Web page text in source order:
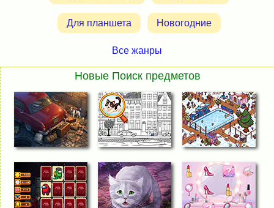
Для планшета Новогодние
Все жанры
Новые Поиск предметов